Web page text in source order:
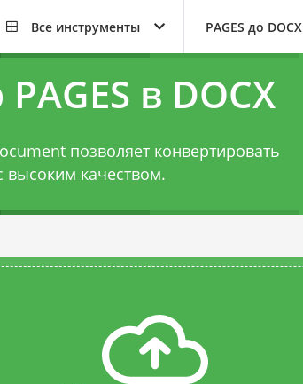
Все инструменты PAGES до DOCX
в DOCX
позволяет конвертировать
высоким качеством.